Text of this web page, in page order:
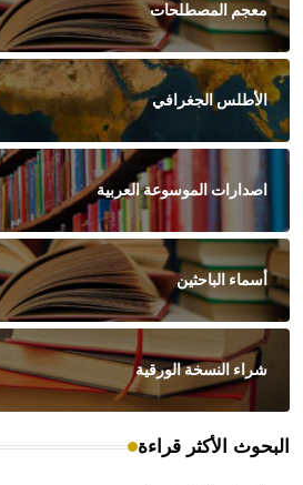
معجم المصطلحات
الأطلس الجغرافي
اصدارات الموسوعة العربية
أسماء الباحثين
شراء النسخة الورقية
البحوث الأكثر قراءة